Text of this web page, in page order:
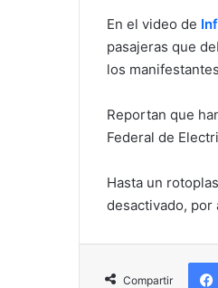
En el video de
pasajeras que
los
Reportan que
Federal de
Hasta un
desactivado, por
Compartir